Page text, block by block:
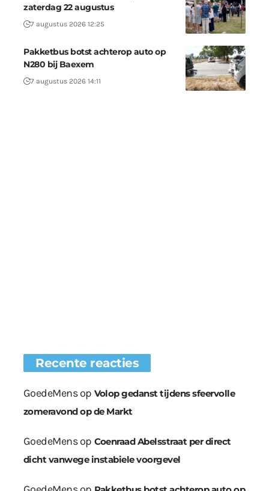
zaterdag 22 augustus
7 augustus 2026 12:25
Pakketbus botst achterop auto op
N280 bij Baexem
7 augustus 2026 14:11
Recente reacties
GoedeMensop Volop gedanst tijdens sfeervolle
zomeravond op de Markt
GoedeMensop Coenraad Abelsstraat per direct
dicht vanwege instabiele voorgevel